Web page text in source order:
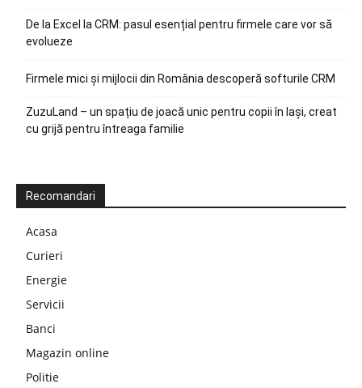
De la Excel la CRM: pasul esențial pentru firmele care vor să
evolueze
Firmele mici și mijlocii din România descoperă softurile CRM
ZuzuLand – un spațiu de joacă unic pentru copii în Iași, creat
cu grijă pentru întreaga familie
Recomandari
Acasa
Curieri
Energie
Servicii
Banci
Magazin online
Politie